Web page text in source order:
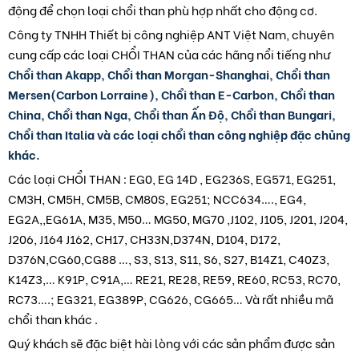
động để chọn loại chổi than phù hợp nhất cho động cơ.
Công ty TNHH Thiết bị công nghiệp ANT Việt Nam, chuyên
cung cấp các loại CHỔI THAN của các hãng nổi tiếng như
Chổi than Akapp, Chổi than Morgan-Shanghai, Chổi than
Mersen(Carbon Lorraine), Chổi than E-Carbon, Chổi than
China, Chổi than Nga, Chổi than Ấn Độ, Chổi than Bungari,
Chổi than Italia và các loại chổi than công nghiệp đặc chủng
khác.
Các loại CHỔI THAN : EG0, EG 14D , EG236S, EG571, EG251,
CM3H, CM5H, CM5B, CM80S, EG251; NCC634…., EG4,
EG2A,,EG61A, M35, M50… MG50, MG70 ,J102, J105, J201, J204,
J206, J164 J162, CH17, CH33N,D374N, D104, D172,
D376N,CG60,CG88 …, S3, S13, S11, S6, S27, B14Z1, C40Z3,
K14Z3,… K91P, C91A,… RE21, RE28, RE59, RE60, RC53, RC70,
RC73….; EG321, EG389P, CG626, CG665… Và rất nhiều mã
chổi than khác .
Quý khách sẽ đặc biệt hài lòng với các sản phẩm được sản